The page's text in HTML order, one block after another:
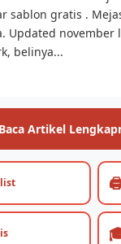
sablon gratis .
Updated november
belinya...
Artikel